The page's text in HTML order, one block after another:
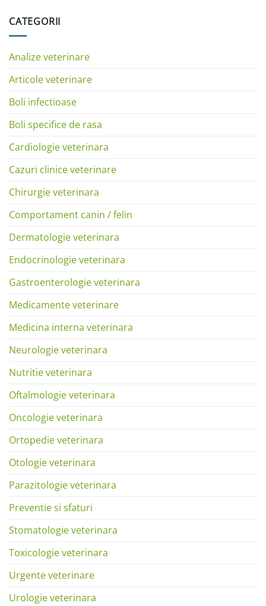
CATEGORII
Analize veterinare
Articole veterinare
Boli infectioase
Boli specifice de rasa
Cardiologie veterinara
Cazuri clinice veterinare
Chirurgie veterinara
Comportament canin / felin
Dermatologie veterinara
Endocrinologie veterinara
Gastroenterologie veterinara
Medicamente veterinare
Medicina interna veterinara
Neurologie veterinara
Nutritie veterinara
Oftalmologie veterinara
Oncologie veterinara
Ortopedie veterinara
Otologie veterinara
Parazitologie veterinara
Preventie si sfaturi
Stomatologie veterinara
Toxicologie veterinara
Urgente veterinare
Urologie veterinara